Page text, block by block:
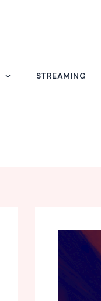
STREAMING